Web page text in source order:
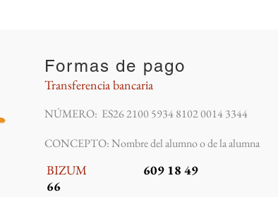
Formas de pago
Transferencia bancaria
NÚMERO: ES26 2100 5934 8102 0014 3344
CONCEPTO: Nombre del alumno o de la alumna
BIZUM
609 18 49
66